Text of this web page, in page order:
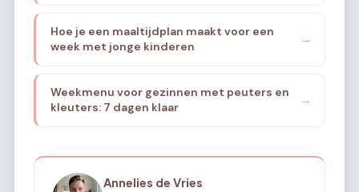
Hoe je een maaltijdplan maakt voor een
week met jonge kinderen
→
Weekmenu voor gezinnen met peuters en
kleuters: 7 dagen klaar
→
Annelies de Vries